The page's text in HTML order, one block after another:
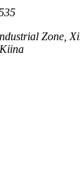
Zone,